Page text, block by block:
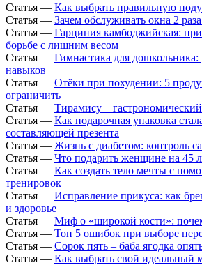
Статья — Как выбрать правильную
Статья — Зачем обслуживать окна 2
Статья — Гарциния камбоджийская:
борьбе с лишним весом
Статья — Гимнастика для
навыков
Статья — Отёки при похудении: 5
ограничить
Статья — Тирамису –
Статья — Как подарочная упаковка
составляющей презента
Статья — Жизнь с диабетом: контроль
Статья — Что подарить женщине на 45
Статья — Как создать тело мечты с
тренировок
Статья — Исправление прикуса: как
и здоровье
Статья — Миф о «широкой кости»:
Статья — Топ 5 ошибок при выборе
Статья — Сорок пять – баба ягодка
Статья — Как выбрать свой идеальный